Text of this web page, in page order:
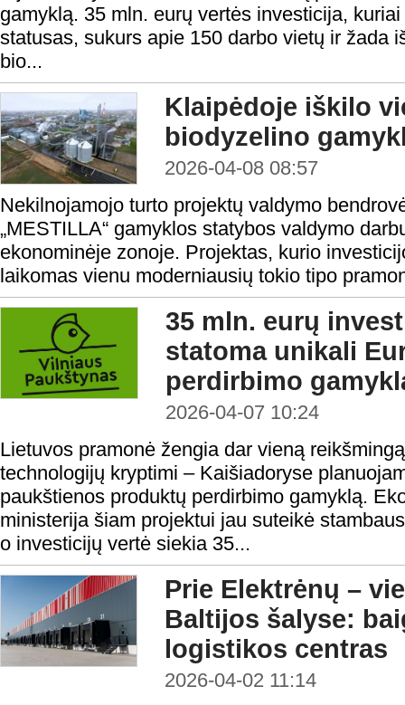
gamyklą. 35 mln. eurų vertės investicija,
statusas, sukurs apie 150 darbo vietų ir žada
bio...
Klaipėdoje iškilo
biodyzelino
2026-04-08 08:57
Nekilnojamojo turto projektų valdymo
„MESTILLA“ gamyklos statybos valdymo
ekonominėje zonoje. Projektas, kurio
laikomas vienu moderniausių tokio tipo
35 mln. eurų
statoma unikali
perdirbimo
2026-04-07 10:24
Lietuvos pramonė žengia dar vieną
technologijų kryptimi – Kaišiadoryse
paukštienos produktų perdirbimo gamyklą.
ministerija šiam projektui jau suteikė
o investicijų vertė siekia 35...
Prie Elektrėnų –
Baltijos šalyse:
logistikos centras
2026-04-02 11:14